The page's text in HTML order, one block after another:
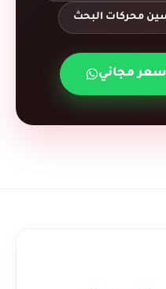
محركات البحث
مجاني